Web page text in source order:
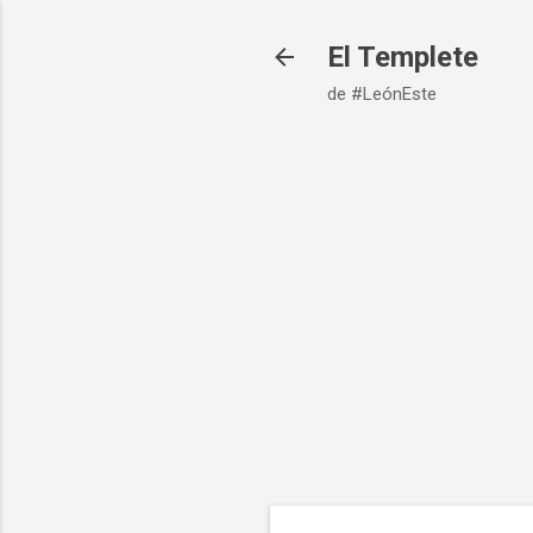
El Templete
de #LeónEste